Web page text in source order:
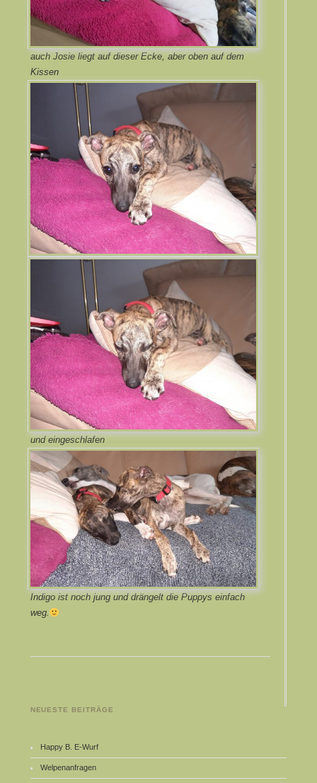
auch Josie liegt auf dieser Ecke, aber oben auf dem
Kissen
und eingeschlafen
Indigo ist noch jung und drängelt die Puppys einfach
weg.
NEUESTE BEITRÄGE
Happy B. E-Wurf
Welpenanfragen